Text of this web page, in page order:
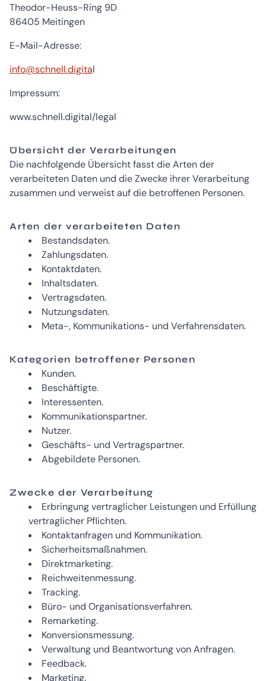
Theodor-Heuss-Ring 9D
86405 Meitingen
E-Mail-Adresse:
info@schnell.digital
Impressum:
www.schnell.digital/legal
Übersicht der Verarbeitungen
Die nachfolgende Übersicht fasst die Arten der
verarbeiteten Daten und die Zwecke ihrer Verarbeitung
zusammen und verweist auf die betroffenen Personen.
Arten der verarbeiteten Daten
Bestandsdaten.
Zahlungsdaten.
Kontaktdaten.
Inhaltsdaten.
Vertragsdaten.
Nutzungsdaten.
Meta-, Kommunikations- und Verfahrensdaten.
Kategorien betroffener Personen
Kunden.
Beschäftigte.
Interessenten.
Kommunikationspartner.
Nutzer.
Geschäfts- und Vertragspartner.
Abgebildete Personen.
Zwecke der Verarbeitung
Erbringung vertraglicher Leistungen und Erfüllung
vertraglicher Pflichten.
Kontaktanfragen und Kommunikation.
Sicherheitsmaßnahmen.
Direktmarketing.
Reichweitenmessung.
Tracking.
Büro- und Organisationsverfahren.
Remarketing.
Konversionsmessung.
Verwaltung und Beantwortung von Anfragen.
Feedback.
Marketing.